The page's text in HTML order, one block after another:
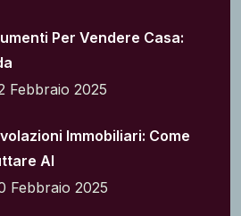
Per Vendere Casa:
Febbraio 2025
Immobiliari: Come
Al
Febbraio 2025